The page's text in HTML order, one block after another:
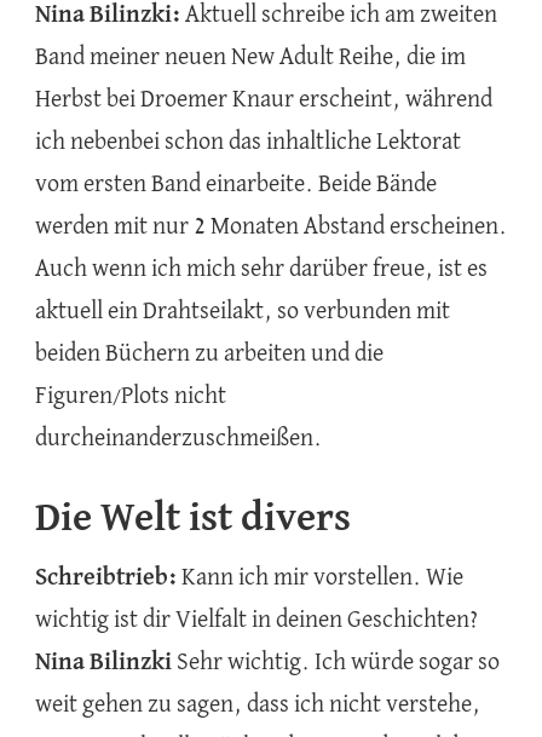
Nina Bilinzki: Aktuell schreibe ich am zweiten
Band meiner neuen New Adult Reihe, die im
Herbst bei Droemer Knaur erscheint, während
ich nebenbei schon das inhaltliche Lektorat
vom ersten Band einarbeite. Beide Bände
werden mit nur 2 Monaten Abstand erscheinen.
Auch wenn ich mich sehr darüber freue, ist es
aktuell ein Drahtseilakt, so verbunden mit
beiden Büchern zu arbeiten und die
Figuren/Plots nicht
durcheinanderzuschmeißen.
Die Welt ist divers
Schreibtrieb: Kann ich mir vorstellen. Wie
wichtig ist dir Vielfalt in deinen Geschichten?
Nina Bilinzki Sehr wichtig. Ich würde sogar so
weit gehen zu sagen, dass ich nicht verstehe,